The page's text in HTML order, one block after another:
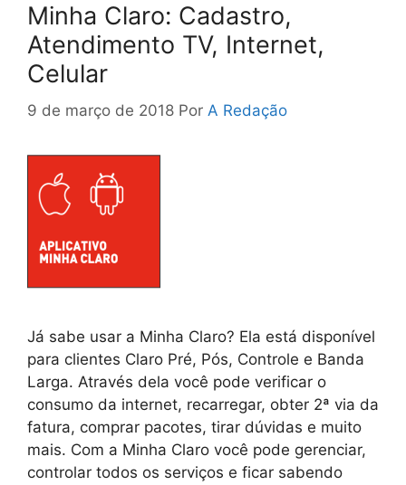
Minha Claro: Cadastro,
Atendimento TV, Internet,
Celular
9 de março de 2018 Por A Redação
Já sabe usar a Minha Claro? Ela está disponível
para clientes Claro Pré, Pós, Controle e Banda
Larga. Através dela você pode verificar o
consumo da internet, recarregar, obter 2ª via da
fatura, comprar pacotes, tirar dúvidas e muito
mais. Com a Minha Claro você pode gerenciar,
controlar todos os serviços e ficar sabendo